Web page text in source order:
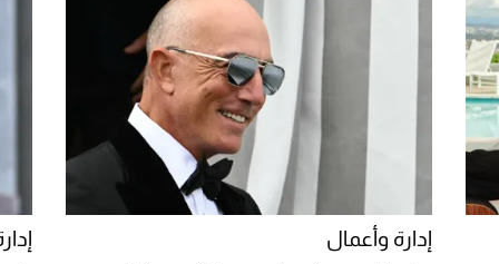
Aston Martin Valiant: على هوى الأبطال
إدارة وأعمال